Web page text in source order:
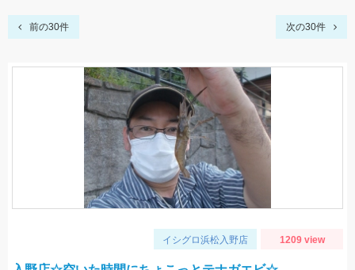
前の30件 次の30件
イシグロ浜松入野店 1209 view